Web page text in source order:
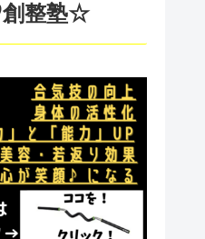
創整塾☆